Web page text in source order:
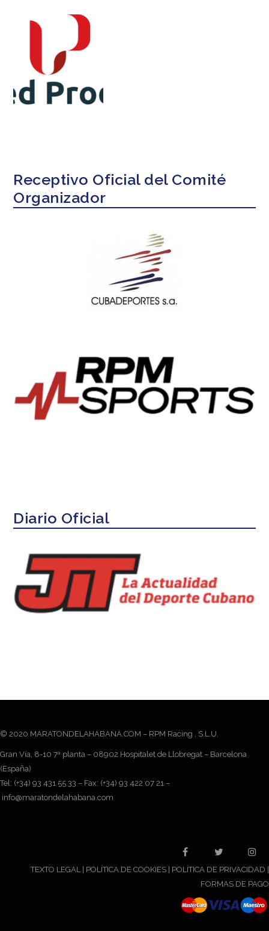
Receptivo Oficial del Comité
Organizador
Diario Oficial
© 2020 MARATONDELAHABANA.COM – RPM Racing , S.L.U.
Gran Vía, 8-10 7ª planta – 08902 Hospitalet de Llobregat – Barcelona
(España)
Tel: (+34) 93 431 55 33 – Fax: (+34) 93 422 07 21 –
info@maratondelahabana.com
TEXTO LEGAL| POLÍTICA DE COOKIES POLÍTICA DE PRIVACIDAD
FORMAS DE PAGO